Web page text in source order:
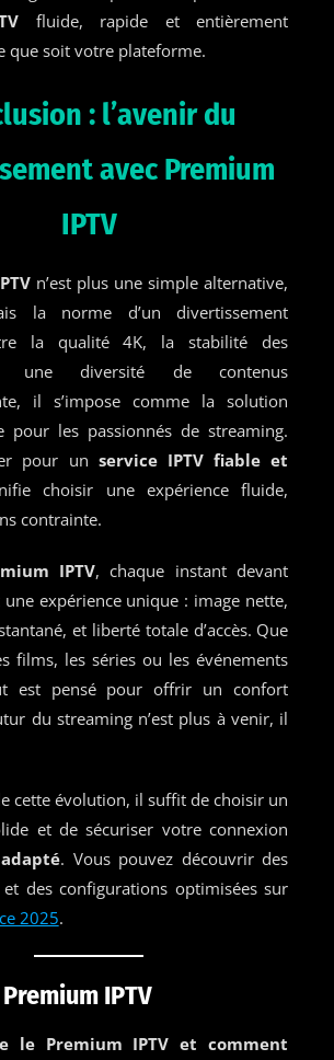
fluide, rapide et entièrement
que soit votre plateforme.
: l’avenir du
avec Premium
IPTV
n’est plus une simple alternative,
la norme d’un divertissement
la qualité 4K, la stabilité des
une diversité de contenus
il s’impose comme la solution
pour les passionnés de streaming.
pour un service IPTV fiable et
choisir une expérience fluide,
contrainte.
IPTV, chaque instant devant
une expérience unique : image nette,
et liberté totale d’accès. Que
films, les séries ou les événements
est pensé pour offrir un confort
du streaming n’est plus à venir, il
cette évolution, il suffit de choisir un
et de sécuriser votre connexion
. Vous pouvez découvrir des
des configurations optimisées sur
2025.
IPTV
le Premium IPTV et comment